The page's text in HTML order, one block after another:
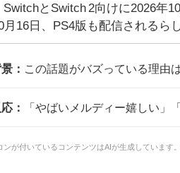
SwitchとSwitch 2向けに2026年
月16日、PS4版も配信されるらし
： この話題がバズっている理由は、2000年に発売された名作RPG『テイルズ オブ エターニア』の
応 ： 「やばいメルディー嬉しい」「エターニアリマスター版おめでとう！！楽しみだー
ンが付いているコンテンツはAIが生成しています